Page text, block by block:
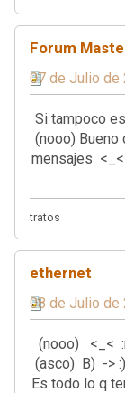
Forum
07 de Julio de
Si tampoco
(nooo)
mensajes <_<
tratos
ethernet
08 de Julio de
(nooo) <_<
(asco) B) -> :)
Es todo lo q